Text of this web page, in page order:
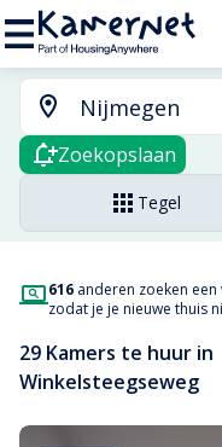
Zoekopslaan
Tegel
616 anderen zoeken een
zodat je je nieuwe thuis
29 Kamers te huur in
Winkelsteegseweg